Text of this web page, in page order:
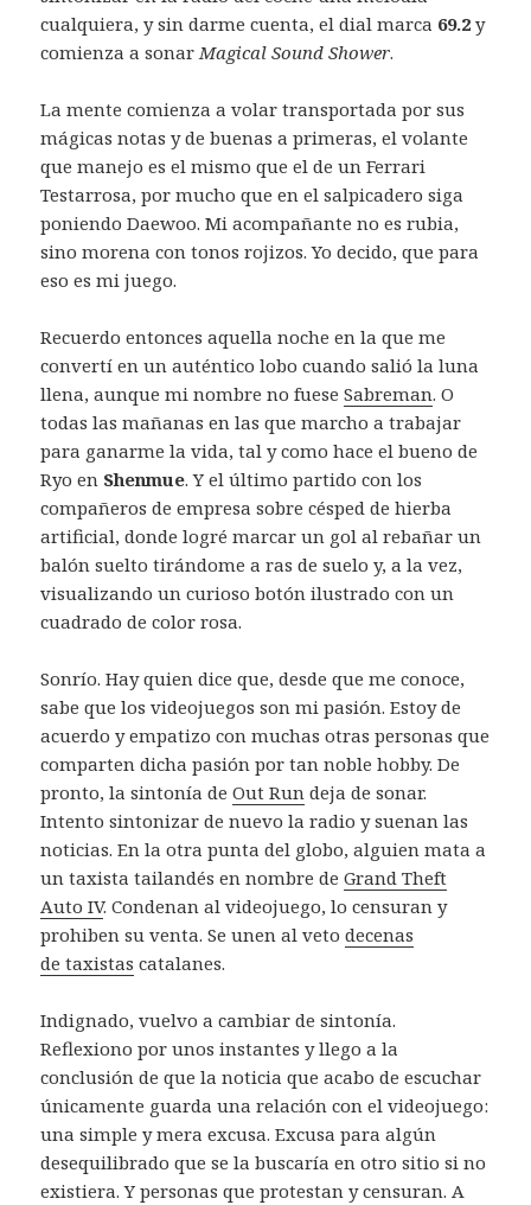
cualquiera, y sin darme cuenta, el dial marca 69.2 y
comienza a sonar Magical Sound Shower.
La mente comienza a volar transportada por sus
mágicas notas y de buenas a primeras, el volante
que manejo es el mismo que el de un Ferrari
Testarrosa, por mucho que en el salpicadero siga
poniendo Daewoo. Mi acompañante no es rubia,
sino morena con tonos rojizos. Yo decido, que para
eso es mi juego.
Recuerdo entonces aquella noche en la que me
convertí en un auténtico lobo cuando salió la luna
llena, aunque mi nombre no fueseSabreman. O
todas las mañanas en las que marcho a trabajar
para ganarme la vida, tal y como hace el bueno de
Ryo en Shenmue. Y el último partido con los
compañeros de empresa sobre césped de hierba
artificial, donde logré marcar un gol al rebañar un
balón suelto tirándome a ras de suelo y, a la vez,
visualizando un curioso botón ilustrado con un
cuadrado de color rosa.
Sonrío. Hay quien dice que, desde que me conoce,
sabe que los videojuegos son mi pasión. Estoy de
acuerdo y empatizo con muchas otras personas que
comparten dicha pasión por tan noble hobby. De
pronto, la sintonía deOut Run deja de sonar.
Intento sintonizar de nuevo la radio y suenan las
noticias. En la otra punta del globo, alguien mata a
un taxista tailandés en nombre deGrand Theft
Auto IV. Condenan al videojuego, lo censuran y
prohiben su venta. Se unen al vetodecenas
de taxistas catalanes.
Indignado, vuelvo a cambiar de sintonía.
Reflexiono por unos instantes y llego a la
conclusión de que la noticia que acabo de escuchar
únicamente guarda una relación con el videojuego:
una simple y mera excusa. Excusa para algún
desequilibrado que se la buscaría en otro sitio si no
existiera. Y personas que protestan y censuran. A